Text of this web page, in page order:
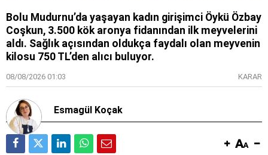
Bolu Mudurnu’da yaşayan kadın girişimci Öykü Özbay
Coşkun, 3.500 kök aronya fidanından ilk meyvelerini
aldı. Sağlık açısından oldukça faydalı olan meyvenin
kilosu 750 TL’den alıcı buluyor.
08/08/2026 01:03 KARAR
Esmagül Koçak